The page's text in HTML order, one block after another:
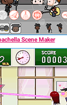
Scene Maker